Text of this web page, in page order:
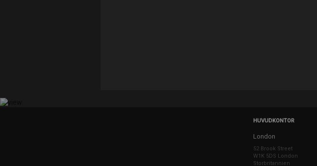
HUVUDKONTOR
London
52 Brook Street
W1K 5DS London
Storbritannien